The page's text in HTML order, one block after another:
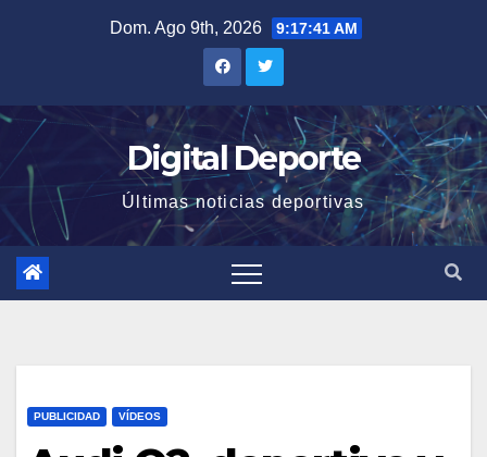
Dom. Ago 9th, 2026 9:17:42 AM
Digital Deporte
Últimas noticias deportivas
PUBLICIDAD VÍDEOS